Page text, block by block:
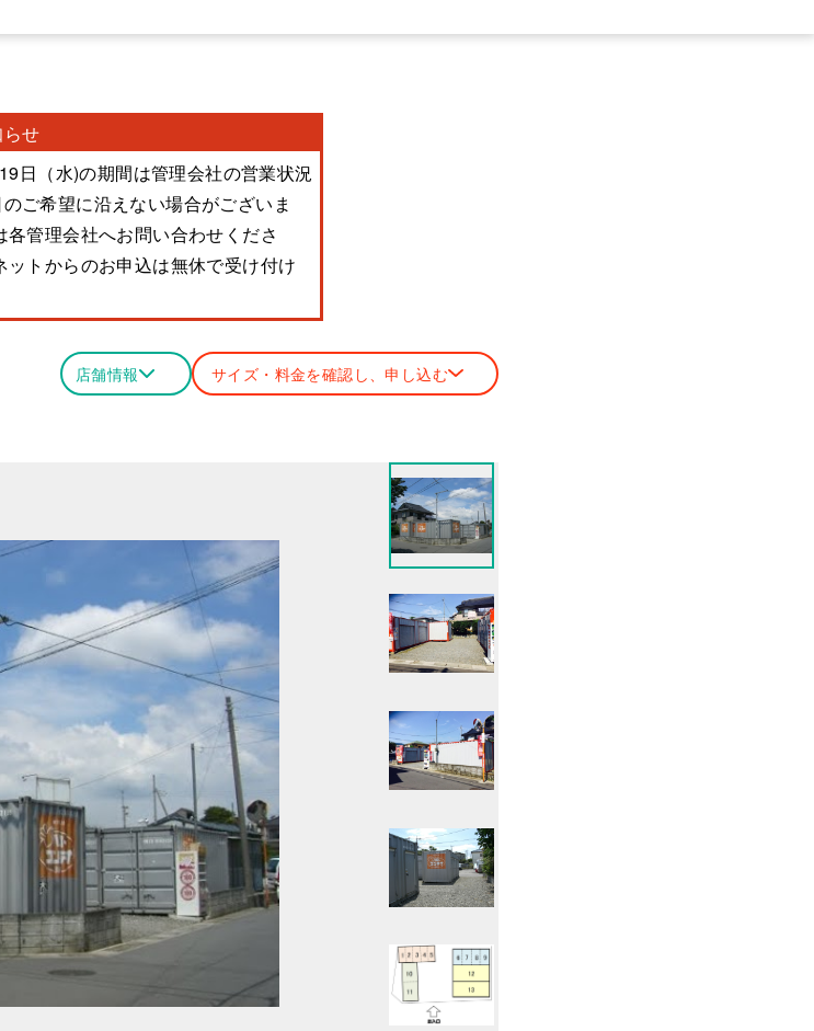
せ
日（水)の期間は管理会社の営業状況
ご希望に沿えない場合がございま
管理会社へお問い合わせくださ
ットからのお申込は無休で受け付け
店舗情報 サイズ・料金を確認し、申し込む